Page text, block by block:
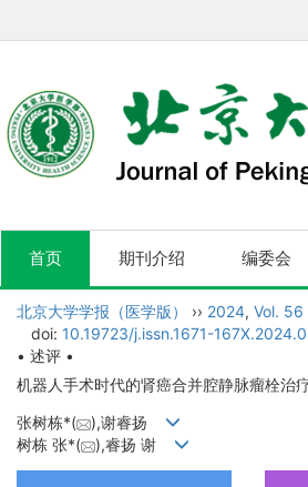
首页 期刊介绍 编委会
北京大学学报（医学版） ›› 2024, Vol. 56
doi: 10.19723/j.issn.1671-
• 述评 •
机器人手术时代的肾癌合并腔静脉瘤栓治
张树栋*(
),谢睿扬
树栋 张*(
),睿扬 谢